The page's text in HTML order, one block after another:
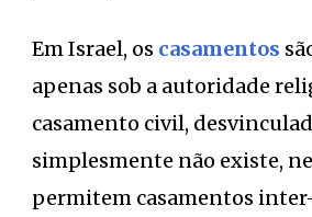
Em Israel, os casamentos
apenas sob a autoridade
casamento civil,
simplesmente não existe,
permitem casamentos